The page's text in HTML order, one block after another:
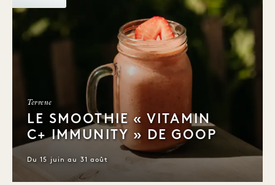
Terrene
LE SMOOTHIE « VITAMIN
C+ IMMUNITY » DE GOOP
Du 15 juin au 31 août